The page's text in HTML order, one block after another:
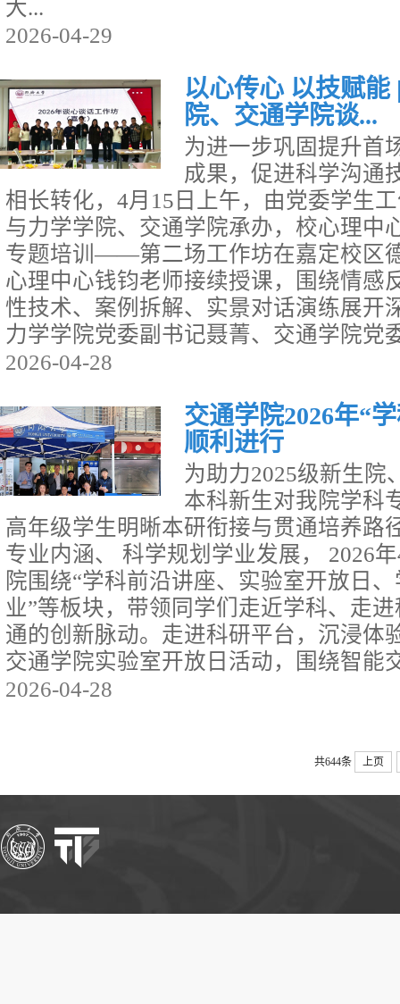
大...
2026-04-29
以心传心 以技赋能
院、交通学院谈...
为进一步巩固提升首
成果，促进科学沟通
相长转化，4月15日上午，由党委学生
与力学学院、交通学院承办，校心理中
专题培训——第二场工作坊在嘉定校区
心理中心钱钧老师接续授课，围绕情感
性技术、案例拆解、实景对话演练展开
力学学院党委副书记聂菁、交通学院党
2026-04-28
交通学院2026年“
顺利进行
为助力2025级新生院
本科新生对我院学科
高年级学生明晰本研衔接与贯通培养路
专业内涵、 科学规划学业发展， 2026
院围绕“学科前沿讲座、实验室开放日
业”等板块，带领同学们走近学科、走
通的创新脉动。走进科研平台，沉浸体
交通学院实验室开放日活动，围绕智能
2026-04-28
共644条 上页